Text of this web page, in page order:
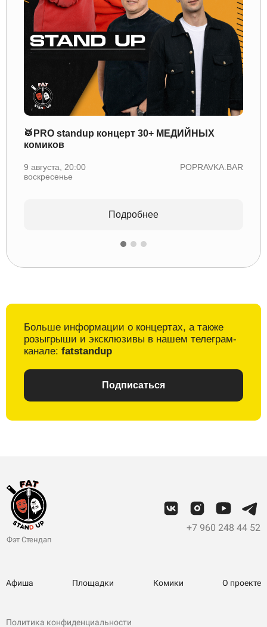
🥁PRO standup концерт 30+ МЕДИЙНЫХ
комиков
9 августа, 20:00
воскресенье
POPRAVKA.BAR
Подробнее
Больше информации о концертах, а также
розыгрыши и эксклюзивы в нашем телеграм-
канале: fatstandup
Подписаться
Фэт Стендап
+7 960 248 44 52
Афиша Площадки Комики О проекте
Политика конфиденциальности